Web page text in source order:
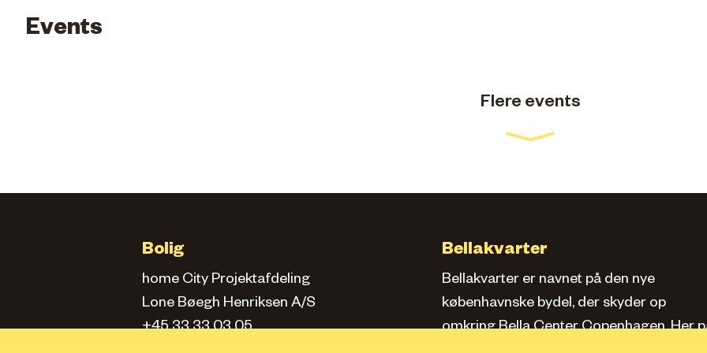
Events
Flere events
Bolig
home City Projektafdeling
Lone Bøegh Henriksen A/S
+45 33 33 03 05
Bellakvarter
Bellakvarter er navnet på den nye
københavnske bydel, der skyder op
omkring Bella Center Copenhagen. Her